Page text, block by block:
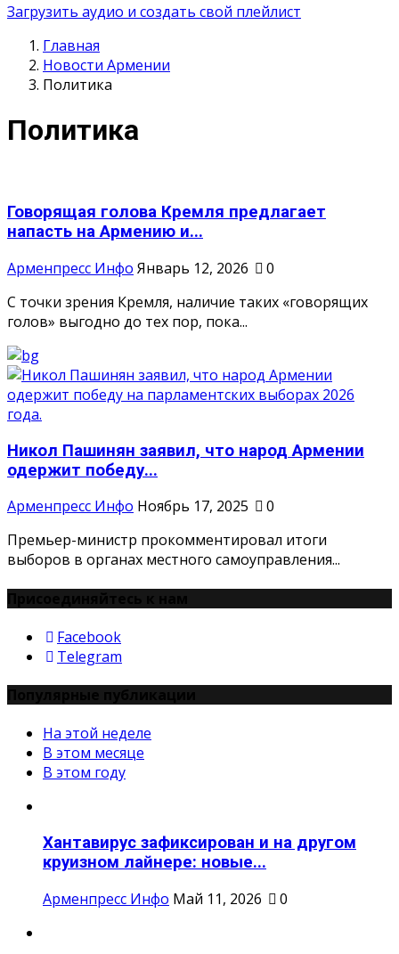
Загрузить аудио и создать свой плейлист
Главная
Новости Армении
Политика
Политика
Говорящая голова Кремля предлагает
напасть на Армению и...
Арменпресс Инфо Январь 12, 2026
0
С точки зрения Кремля, наличие таких «говорящих
голов» выгодно до тех пор, пока...
Никол Пашинян заявил, что народ Армении
одержит победу...
Арменпресс Инфо Ноябрь 17, 2025
0
Премьер-министр прокомментировал итоги
выборов в органах местного самоуправления...
Facebook
Telegram
На этой неделе
В этом месяце
В этом году
Хантавирус зафиксирован и на другом
круизном лайнере: новые...
Арменпресс Инфо Май 11, 2026 0